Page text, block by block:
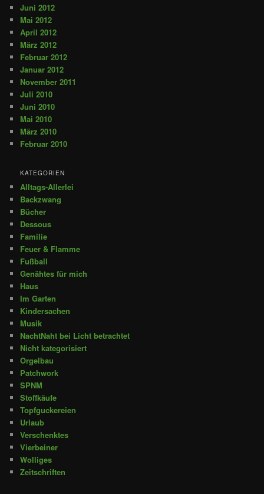
Juni 2012
Mai 2012
April 2012
März 2012
Februar 2012
Januar 2012
November 2011
Juli 2010
Juni 2010
Mai 2010
März 2010
Februar 2010
KATEGORIEN
Alltags-Allerlei
Backzwang
Bücher
Dessous
Familie
Feuer & Flamme
Fußball
Genähtes für mich
Haus
Im Garten
Kindersachen
Musik
NachtNaht bei Licht betrachtet
Nicht kategorisiert
Orgelbau
Patchwork
SPNM
Stoffkäufe
Topfguckereien
Urlaub
Verschenktes
Vierbeiner
Wolliges
Zeitschriften